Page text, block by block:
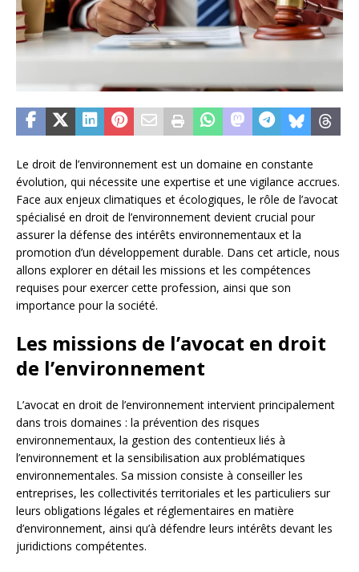
Le droit de l’environnement est un domaine en constante
évolution, qui nécessite une expertise et une vigilance accrues.
Face aux enjeux climatiques et écologiques, le rôle de l’avocat
spécialisé en droit de l’environnement devient crucial pour
assurer la défense des intérêts environnementaux et la
promotion d’un développement durable. Dans cet article, nous
allons explorer en détail les missions et les compétences
requises pour exercer cette profession, ainsi que son
importance pour la société.
Les missions de l’avocat en droit
de l’environnement
L’avocat en droit de l’environnement intervient principalement
dans trois domaines : la prévention des risques
environnementaux, la gestion des contentieux liés à
l’environnement et la sensibilisation aux problématiques
environnementales. Sa mission consiste à conseiller les
entreprises, les collectivités territoriales et les particuliers sur
leurs obligations légales et réglementaires en matière
d’environnement, ainsi qu’à défendre leurs intérêts devant les
juridictions compétentes.